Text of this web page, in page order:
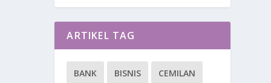
ARTIKEL TAG
BANK BISNIS CEMILAN